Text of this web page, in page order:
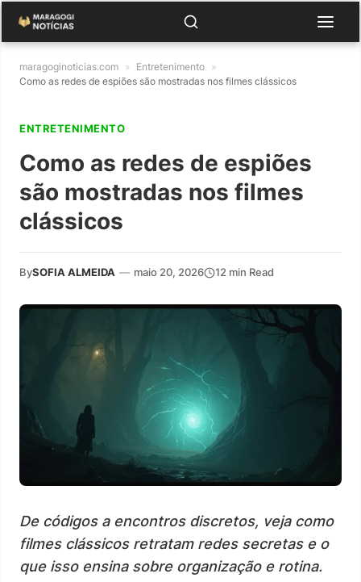
maragoginoticias.com » Entretenimento »
Como as redes de espiões são mostradas nos filmes clássicos
ENTRETENIMENTO
Como as redes de espiões
são mostradas nos filmes
clássicos
BySOFIA ALMEIDA — maio 20, 2026 12 min Read
De códigos a encontros discretos, veja como
filmes clássicos retratam redes secretas e o
que isso ensina sobre organização e rotina.